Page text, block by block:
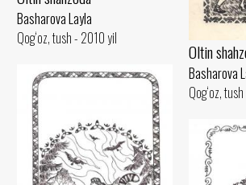
Basharova Layla
Qog‘oz, tush - 2010 yil
Oltin
Basharova
Qog‘oz,